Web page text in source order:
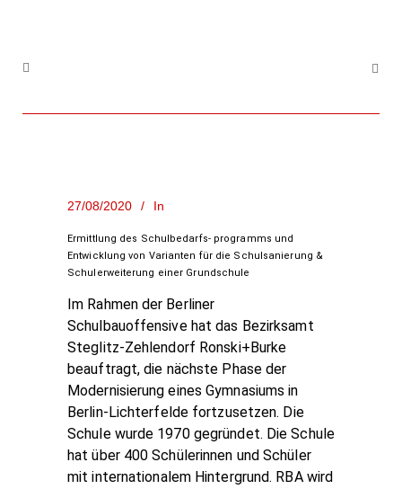
27/08/2020 In
Ermittlung des Schulbedarfs- programms und
Entwicklung von Varianten für die Schulsanierung &
Schulerweiterung einer Grundschule
Im Rahmen der Berliner
Schulbauoffensive hat das Bezirksamt
Steglitz-Zehlendorf Ronski+Burke
beauftragt, die nächste Phase der
Modernisierung eines Gymnasiums in
Berlin-Lichterfelde fortzusetzen. Die
Schule wurde 1970 gegründet. Die Schule
hat über 400 Schülerinnen und Schüler
mit internationalem Hintergrund. RBA wird